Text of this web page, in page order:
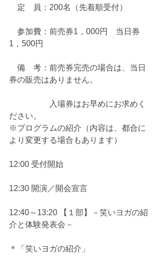
定　員：200名（先着順受付）
参加費：前売券1，000円　当日券
1，500円
備　考：前売券完売の場合は、当日
券の販売はありません。
入場券はお早めにお求めく
ださい。
※プログラムの紹介（内容は、都合に
より変更する場合もあります）
12:00 受付開始
12:30 開演／開会宣言
12:40～13:20 【１部】－笑いヨガの紹
介と体験発表会－
＊「笑いヨガの紹介」